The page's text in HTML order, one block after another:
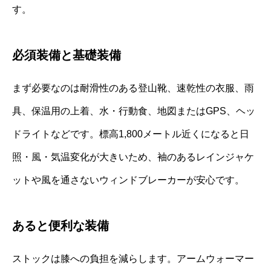
す。
必須装備と基礎装備
まず必要なのは耐滑性のある登山靴、速乾性の衣服、雨
具、保温用の上着、水・行動食、地図またはGPS、ヘッ
ドライトなどです。標高1,800メートル近くになると日
照・風・気温変化が大きいため、袖のあるレインジャケ
ットや風を通さないウィンドブレーカーが安心です。
あると便利な装備
ストックは膝への負担を減らします。アームウォーマー